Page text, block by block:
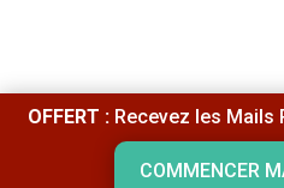
OFFERT :Recevez les Mails
COMMENCER